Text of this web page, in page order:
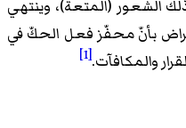
الشعور (المتعة)، وينتهي
بأنّ محفّز فعل الحكّ في
والمكافآت.[1]